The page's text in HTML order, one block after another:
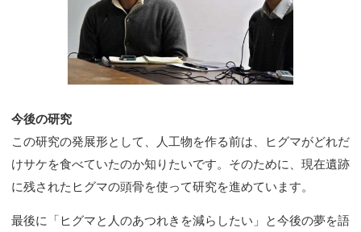
今後の研究
この研究の発展形として、人工物を作る前は、ヒグマがどれだ
けサケを食べていたのか知りたいです。そのために、現在遺跡
に残されたヒグマの頭骨を使って研究を進めています。
最後に「ヒグマと人のあつれきを減らしたい」と今後の夢を語